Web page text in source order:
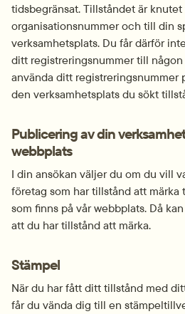
tidsbegränsat. Tillståndet är
organisationsnummer och till din
verksamhetsplats. Du får därför
ditt registreringsnummer till
använda ditt registreringsnummer
den verksamhetsplats du sökt
Publicering av din
webbplats
I din ansökan väljer du om du vill
företag som har tillstånd att märka
som finns på vår webbplats. Då
att du har tillstånd att märka.
Stämpel
När du har fått ditt tillstånd med
får du vända dig till en